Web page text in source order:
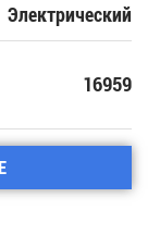
Электрический
16959